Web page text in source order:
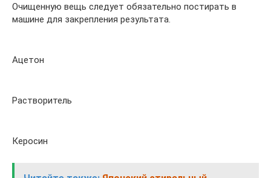
Очищенную вещь следует обязательно постирать в
машине для закрепления результата.
Ацетон
Растворитель
Керосин